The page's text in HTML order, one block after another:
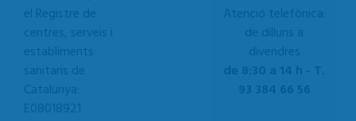
el Registre de
centres, serveis i
establiments
sanitaris de
Catalunya:
E08018921
Atenció telefònica:
de dilluns a
divendres
de 8:30 a 14 h - T.
93 384 66 56